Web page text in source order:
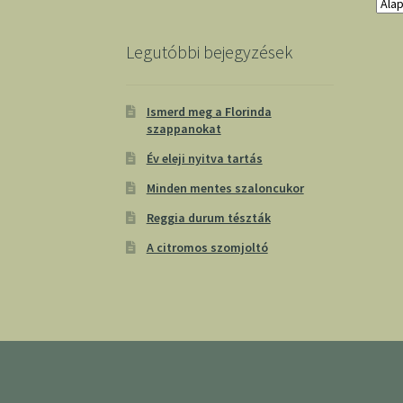
Legutóbbi bejegyzések
Ismerd meg a Florinda
szappanokat
Év eleji nyitva tartás
Minden mentes szaloncukor
Reggia durum tészták
A citromos szomjoltó